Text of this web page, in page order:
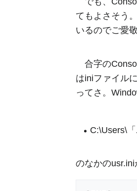
てもよさそう
いるのでご愛
合字の
はiniファイル
ってさ。
C:\Users\
のなかの